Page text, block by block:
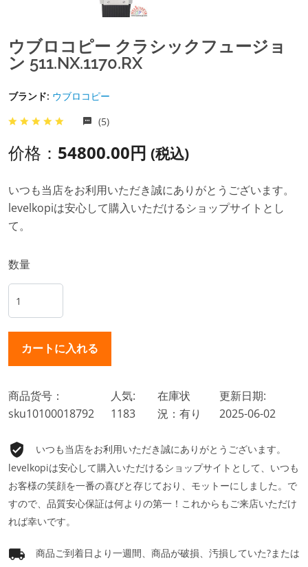
ウブロコピー クラシックフュージョ
ン 511.NX.1170.RX
ブランド: ウブロコピー
(5)
价格： 54800.00円 (税込)
いつも当店をお利用いただき誠にありがとうございます。
levelkopiは安心して購入いただけるショップサイトとし
て。
数量
商品货号：
sku10100018792
人気:
1183
在庫状
況：有り
更新日期:
2025-06-02
いつも当店をお利用いただき誠にありがとうございます。
levelkopiは安心して購入いただけるショップサイトとして、いつも
お客様の笑顔を一番の喜びと存じており、モットーにしました。で
すので、品質安心保証は何よりの第一！これからもご来店いただけ
れば幸いです。
商品ご到着日より一週間、商品が破損、汚損していた?または